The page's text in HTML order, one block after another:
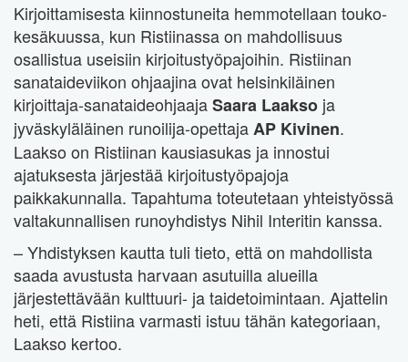
Kirjoittamisesta kiinnostuneita hemmotellaan touko-
kesäkuussa, kun Ristiinassa on mahdollisuus
osallistua useisiin kirjoitustyöpajoihin. Ristiinan
sanataideviikon ohjaajina ovat helsinkiläinen
kirjoittaja-sanataideohjaajaSaara Laakso ja
jyväskyläläinen runoilija-opettajaAP Kivinen.
Laakso on Ristiinan kausiasukas ja innostui
ajatuksesta järjestää kirjoitustyöpajoja
paikkakunnalla. Tapahtuma toteutetaan yhteistyössä
valtakunnallisen runoyhdistys Nihil Interitin kanssa.
– Yhdistyksen kautta tuli tieto, että on mahdollista
saada avustusta harvaan asutuilla alueilla
järjestettävään kulttuuri- ja taidetoimintaan. Ajattelin
heti, että Ristiina varmasti istuu tähän kategoriaan,
Laakso kertoo.